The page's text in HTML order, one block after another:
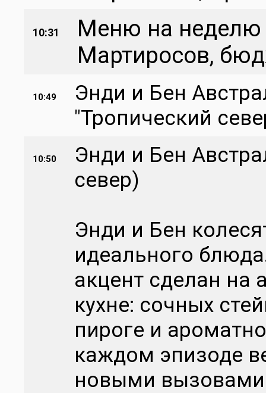
10:31
Меню на неделю
Мартиросов,
10:49
Энди и Бен
"Тропический
10:50
Энди и Бен
север)
Энди и Бен
идеального
акцент сделан на
кухне: сочных
пироге и
каждом эпизоде
новыми вызовами